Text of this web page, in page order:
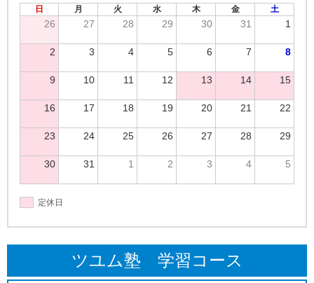
日 月 火 水 木 金 土
26 27 28 29 30 31 1
2 3 4 5 6 7 8
9 10 11 12 13 14 15
16 17 18 19 20 21 22
23 24 25 26 27 28 29
30 31 1 2 3 4 5
定休日
ツユム塾 学習コース